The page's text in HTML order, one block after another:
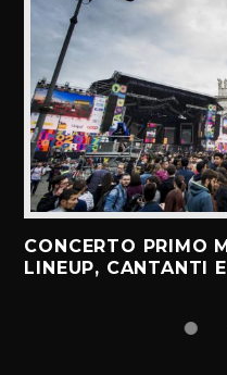
CONCERTO PRIMO
LINEUP, CANTANTI